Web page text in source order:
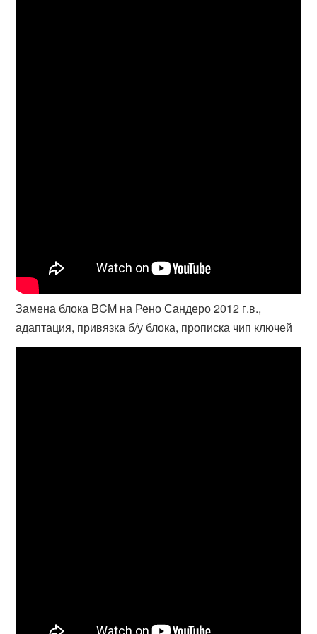
Замена блока BCM на Рено Сандеро 2012 г.в.,
адаптация, привязка б/у блока, прописка чип ключей